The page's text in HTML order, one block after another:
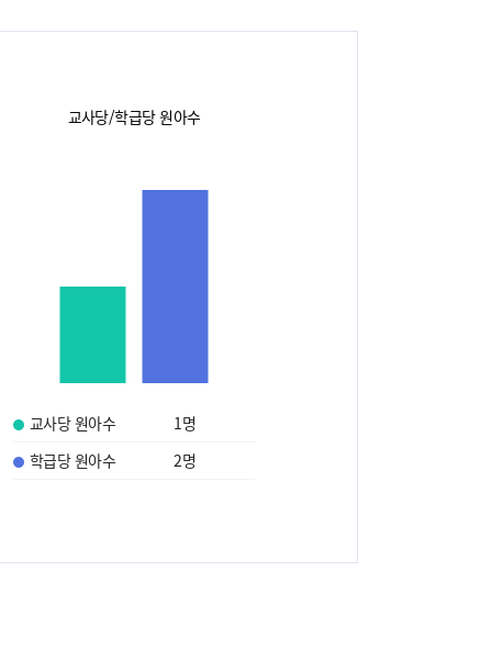
교사당/학급당 원아수
교사당 원아수 1 명
학급당 원아수
2명